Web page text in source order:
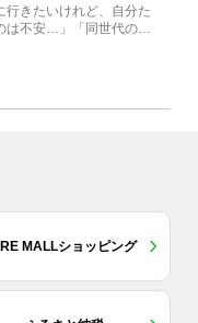
行きたいけれど、自分た
は不安…」「同世代の方
MALLショッピング